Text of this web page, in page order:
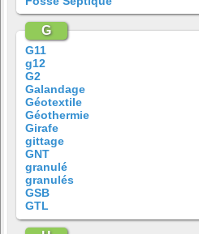
G
G11
g12
G2
Galandage
Géotextile
Géothermie
Girafe
gittage
GNT
granulé
granulés
GSB
GTL